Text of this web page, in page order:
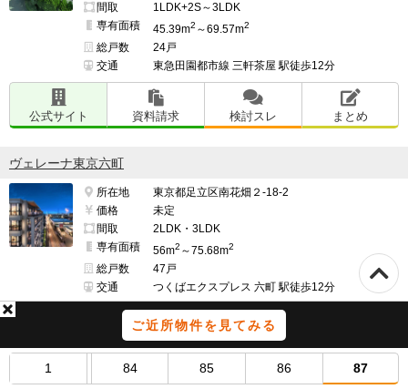
ご近所物件を見てみる
1 84 85 86 87
間取
1LDK+2S～3LDK
専有面積
45.39m2 ～69.57m2
総戸数
24戸
交通
東急田園都市線 三軒茶屋 駅徒歩12分
公式サイト 資料請求 検討スレ まとめ
ヴェレーナ東京六町
所在地
東京都足立区南花畑２-18-2
価格
未定
間取
2LDK・3LDK
専有面積
56m2 ～75.68m2
総戸数
47戸
交通
つくばエクスプレス 六町 駅徒歩12分